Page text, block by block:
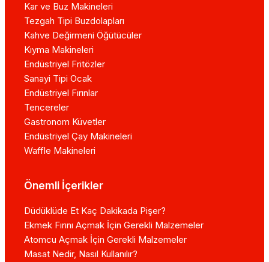
Kar ve Buz Makineleri
Tezgah Tipi Buzdolapları
Kahve Değirmeni Öğütücüler
Kıyma Makineleri
Endüstriyel Fritözler
Sanayi Tipi Ocak
Endüstriyel Fırınlar
Tencereler
Gastronom Küvetler
Endüstriyel Çay Makineleri
Waffle Makineleri
Önemli İçerikler
Düdüklüde Et Kaç Dakikada Pişer?
Ekmek Fırını Açmak İçin Gerekli Malzemeler
Atomcu Açmak İçin Gerekli Malzemeler
Masat Nedir, Nasıl Kullanılır?